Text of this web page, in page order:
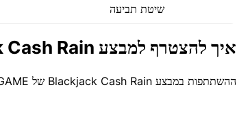
שיטת תביעה
איך להצטרף למבצע Blackjack Cash Rain
ההשתתפות במבצע Blackjack Cash Rain של BC.GAME היא פשוטה. הנה מה שאתם צריכים לעשות: